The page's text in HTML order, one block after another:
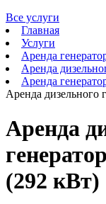
Все услуги
Главная
Услуги
Аренда
Аренда
Аренда
Аренда дизельного
Аренда
(292 кВт)